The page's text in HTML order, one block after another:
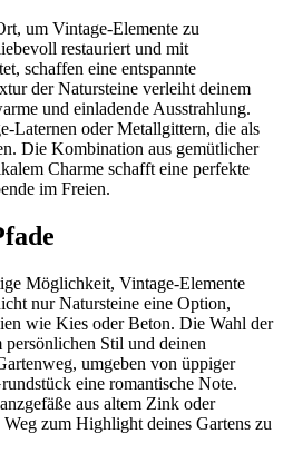
um Vintage-Elemente zu
restauriert und mit
schaffen eine entspannte
der Natursteine verleiht deinem
und einladende Ausstrahlung.
Laternen oder Metallgittern, die als
Die Kombination aus gemütlicher
Charme schafft eine perfekte
im Freien.
Möglichkeit, Vintage-Elemente
nur Natursteine eine Option,
wie Kies oder Beton. Die Wahl der
Stil und deinen
umgeben von üppiger
eine romantische Note.
aus altem Zink oder
zum Highlight deines Gartens zu